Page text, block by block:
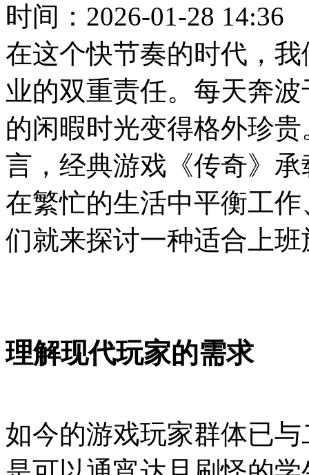
时间： 2026-01-28 14:36
在这个快节奏的时代，
业的双重责任。每天奔
的闲暇时光变得格外珍
言，经典游戏《传奇》
在繁忙的生活中平衡工
们就来探讨一种适合上
理解现代玩家的需求
如今的游戏玩家群体已